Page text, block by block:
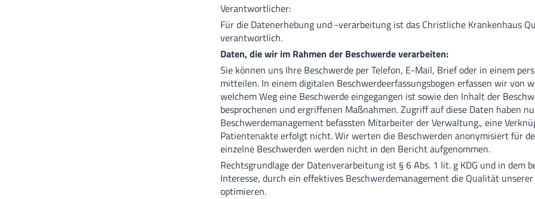
Verantwortlicher:
Für die Datenerhebung und -verarbeitung ist das Christliche Krankenhaus
verantwortlich.
Daten, die wir im Rahmen der Beschwerde verarbeiten:
Sie können uns Ihre Beschwerde per Telefon, E-Mail, Brief oder in einem
mitteilen. In einem digitalen Beschwerdeerfassungsbogen erfassen wir von
welchem Weg eine Beschwerde eingegangen ist sowie den Inhalt der
besprochenen und ergriffenen Maßnahmen. Zugriff auf diese Daten haben
Beschwerdemanagement befassten Mitarbeiter der Verwaltung., eine
Patientenakte erfolgt nicht. Wir werten die Beschwerden anonymisiert für
einzelne Beschwerden werden nicht in den Bericht aufgenommen.
Rechtsgrundlage der Datenverarbeitung ist § 6 Abs. 1 lit. g KDG und in dem
Interesse, durch ein effektives Beschwerdemanagement die Qualität unserer
optimieren.